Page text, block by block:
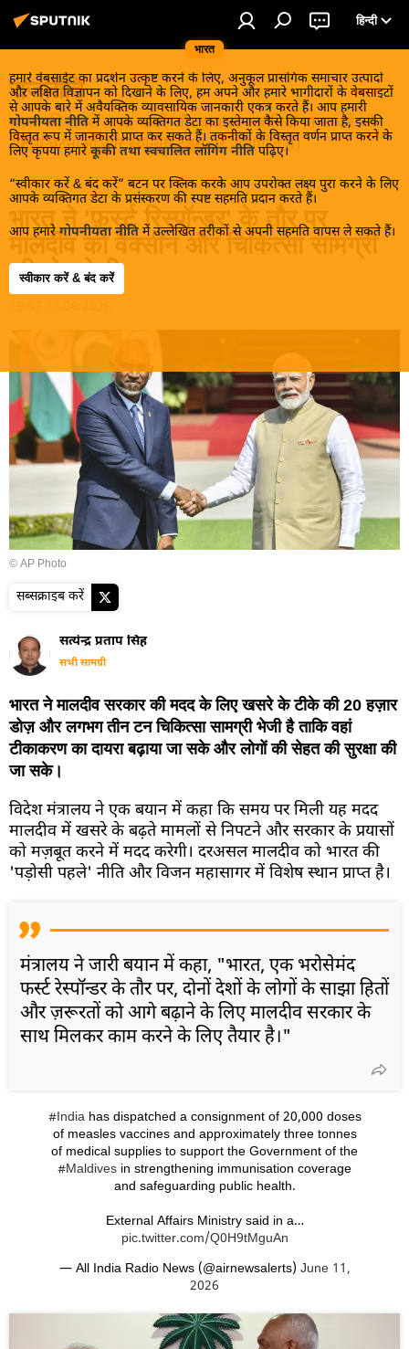
भारत
हिन्दी
हमारे वेबसाईट का प्रदर्शन उत्कृष्ट करने के लिए, अनुकूल प्रासंगिक समाचार उत्पादों
और लक्षित विज्ञापन को दिखाने के लिए, हम अपने और हमारे भागीदारों के वेबसाइटों
से आपके बारे में अवैयक्तिक व्यावसायिक जानकारी एकत्र करते हैं। आप हमारी
गोपनीयता नीति में आपके व्यक्तिगत डेटा का इस्तेमाल कैसे किया जाता है, इसकी
विस्तृत रूप में जानकारी प्राप्त कर सकते हैं। तकनीकों के विस्तृत वर्णन प्राप्त करने के
लिए कृपया हमारे कूकी तथा स्वचालित लॉगिंग नीति पढ़िए।
“स्वीकार करें & बंद करें” बटन पर क्लिक करके आप उपरोक्त लक्ष्य पुरा करने के लिए
आपके व्यक्तिगत डेटा के प्रसंस्करण की स्पष्ट सहमति प्रदान करते हैं।
आप हमारे गोपनीयता नीति में उल्लेखित तरीकों से अपनी सहमति वापस ले सकते हैं।
स्वीकार करें & बंद करें
राजनीति
भारत की सबसे ताज़ा खबरें और वायरल कहानियाँ प्राप्त करें जो
राष्ट्रीय घटनाओं और स्थानीय ट्रेंड्स पर आधारित हैं।
भारत ने 'फ़र्स्ट रिस्पॉन्डर' के तौर पर
मालदीव को वैक्सीन और चिकित्सा सामग्री
की खेप भेजी
© AP Photo
सब्सक्राइब करें
सत्येन्द्र प्रताप सिंह
सभी सामग्री
भारत ने मालदीव सरकार की मदद के लिए खसरे के टीके की 20 हज़ार
डोज़ और लगभग तीन टन चिकित्सा सामग्री भेजी है ताकि वहां
टीकाकरण का दायरा बढ़ाया जा सके और लोगों की सेहत की सुरक्षा की
जा सके।
विदेश मंत्रालय ने एक बयान में कहा कि समय पर मिली यह मदद
मालदीव में खसरे के बढ़ते मामलों से निपटने और सरकार के प्रयासों
को मज़बूत करने में मदद करेगी। दरअसल मालदीव को भारत की
'पड़ोसी पहले' नीति और विजन महासागर में विशेष स्थान प्राप्त है।
मंत्रालय ने जारी बयान में कहा, "भारत, एक भरोसेमंद
फर्स्ट रेस्पॉन्डर के तौर पर, दोनों देशों के लोगों के साझा हितों
और ज़रूरतों को आगे बढ़ाने के लिए मालदीव सरकार के
साथ मिलकर काम करने के लिए तैयार है।"
#Indiahas dispatched a consignment of 20,000 doses
of measles vaccines and approximately three tonnes
of medical supplies to support the Government of the
#Maldives in strengthening immunisation coverage
and safeguarding public health.
External Affairs Ministry said in a…
pic.twitter.com/Q0H9tMguAn
— All India Radio News (@airnewsalerts) June 11,
2026